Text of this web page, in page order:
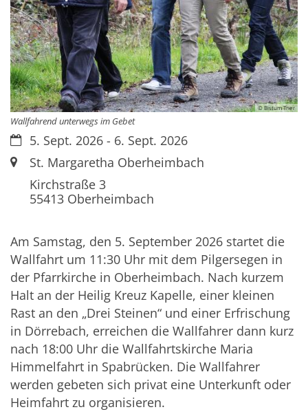
© Bistum Trier
Wallfahrend unterwegs im Gebet
Datum:5. Sept. 2026 - 6. Sept. 2026
Ort:St. Margaretha Oberheimbach
Kirchstraße 3
55413Oberheimbach
Am Samstag, den 5. September 2026 startet die
Wallfahrt um 11:30 Uhr mit dem Pilgersegen in
der Pfarrkirche in Oberheimbach. Nach kurzem
Halt an der Heilig Kreuz Kapelle, einer kleinen
Rast an den „Drei Steinen“ und einer Erfrischung
in Dörrebach, erreichen die Wallfahrer dann kurz
nach 18:00 Uhr die Wallfahrtskirche Maria
Himmelfahrt in Spabrücken. Die Wallfahrer
werden gebeten sich privat eine Unterkunft oder
Heimfahrt zu organisieren.